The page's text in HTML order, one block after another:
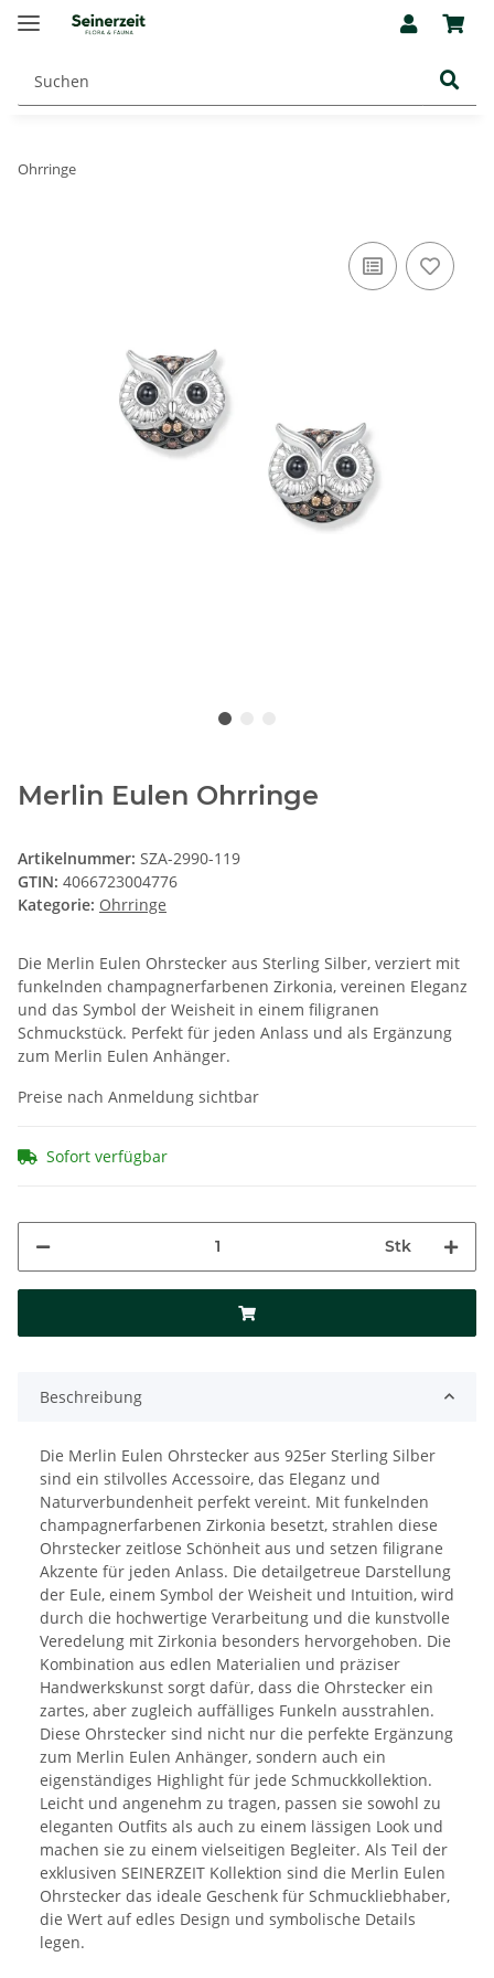
Ohrringe
Merlin Eulen Ohrringe
Artikelnummer: SZA-2990-119
GTIN: 4066723004776
Kategorie: Ohrringe
Die Merlin Eulen Ohrstecker aus Sterling Silber, verziert mit
funkelnden champagnerfarbenen Zirkonia, vereinen Eleganz
und das Symbol der Weisheit in einem filigranen
Schmuckstück. Perfekt für jeden Anlass und als Ergänzung
zum Merlin Eulen Anhänger.
Preise nach Anmeldung sichtbar
Sofort verfügbar
Stk
Beschreibung
Die Merlin Eulen Ohrstecker aus 925er Sterling Silber
sind ein stilvolles Accessoire, das Eleganz und
Naturverbundenheit perfekt vereint. Mit funkelnden
champagnerfarbenen Zirkonia besetzt, strahlen diese
Ohrstecker zeitlose Schönheit aus und setzen filigrane
Akzente für jeden Anlass. Die detailgetreue Darstellung
der Eule, einem Symbol der Weisheit und Intuition, wird
durch die hochwertige Verarbeitung und die kunstvolle
Veredelung mit Zirkonia besonders hervorgehoben. Die
Kombination aus edlen Materialien und präziser
Handwerkskunst sorgt dafür, dass die Ohrstecker ein
zartes, aber zugleich auffälliges Funkeln ausstrahlen.
Diese Ohrstecker sind nicht nur die perfekte Ergänzung
zum Merlin Eulen Anhänger, sondern auch ein
eigenständiges Highlight für jede Schmuckkollektion.
Leicht und angenehm zu tragen, passen sie sowohl zu
eleganten Outfits als auch zu einem lässigen Look und
machen sie zu einem vielseitigen Begleiter. Als Teil der
exklusiven SEINERZEIT Kollektion sind die Merlin Eulen
Ohrstecker das ideale Geschenk für Schmuckliebhaber,
die Wert auf edles Design und symbolische Details
legen.